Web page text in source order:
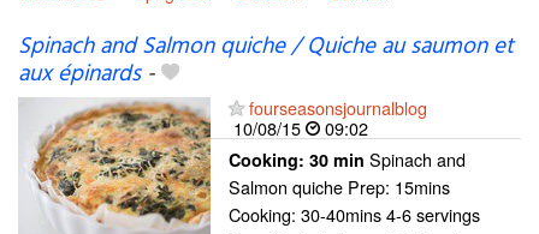
Spinach and Salmon quiche / Quiche au saumon et
aux épinards-
fourseasonsjournalblog
10/08/15
09:02
Cooking: 30 min Spinach and
Salmon quiche Prep: 15mins
Cooking: 30-40mins 4-6 servings